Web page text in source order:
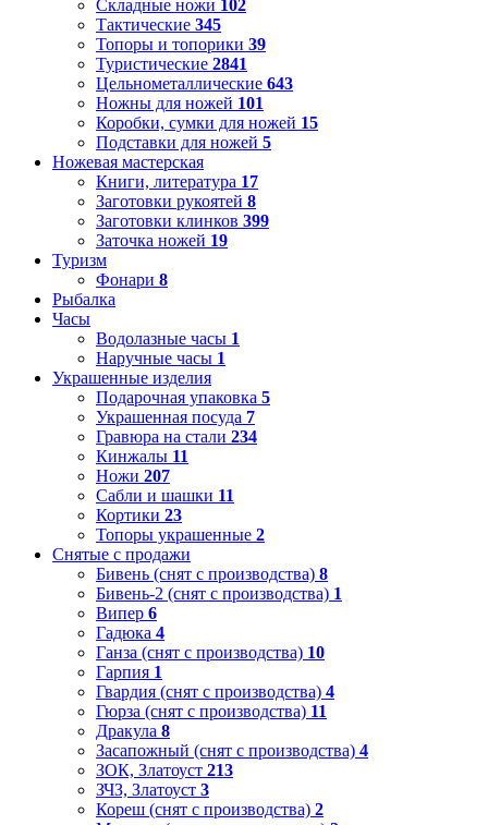
Складные ножи 102
Тактические 345
Топоры и топорики 39
Туристические 2841
Цельнометаллические 643
Ножны для ножей 101
Коробки, сумки для ножей 15
Подставки для ножей 5
Ножевая мастерская
Книги, литература 17
Заготовки рукоятей 8
Заготовки клинков 399
Заточка ножей 19
Туризм
Фонари 8
Рыбалка
Часы
Водолазные часы 1
Наручные часы 1
Украшенные изделия
Подарочная упаковка 5
Украшенная посуда 7
Гравюра на стали 234
Кинжалы 11
Ножи 207
Сабли и шашки 11
Кортики 23
Топоры украшенные 2
Снятые с продажи
Бивень (снят с производства) 8
Бивень-2 (снят с производства) 1
Випер 6
Гадюка 4
Ганза (снят с производства) 10
Гарпия 1
Гвардия (снят с производства) 4
Гюрза (снят с производства) 11
Дракула 8
Засапожный (снят с производства) 4
ЗОК, Златоуст 213
ЗЧЗ, Златоуст 3
Кореш (снят с производства) 2